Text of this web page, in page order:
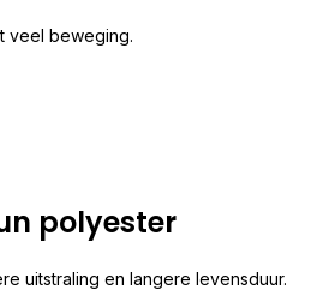
veel beweging.
polyester
uitstraling en langere levensduur.